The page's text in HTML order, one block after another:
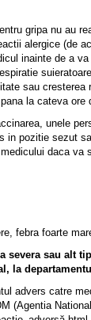
gripa nu au
alergice (de
inainte de a
sau
la cateva ore
unele
in pozitie sezut
daca
febra foarte
severa sau alt
la
advers catre
(Agentia